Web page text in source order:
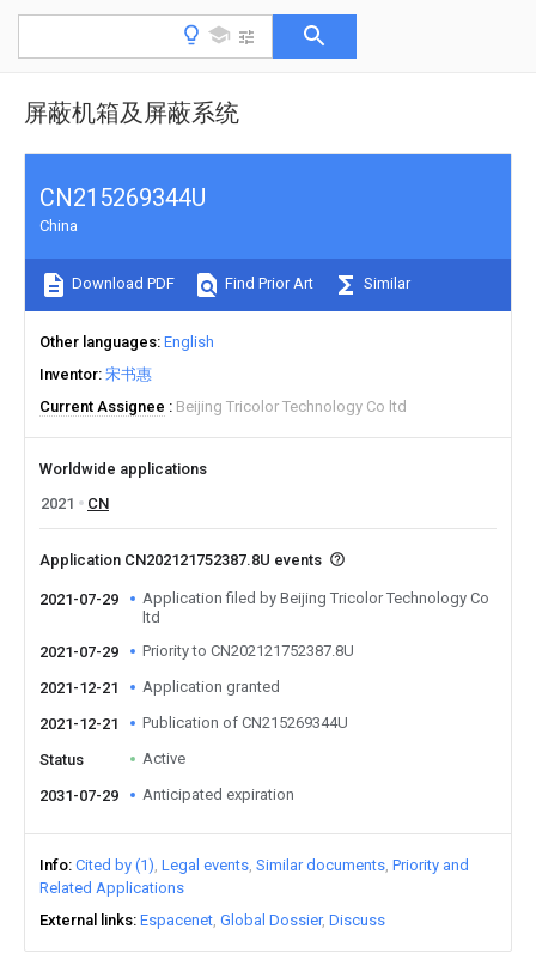
屏蔽机箱及屏蔽系统
CN215269344U
China
Download PDF Find Prior Art Similar
Other languages English
Inventor 宋书惠
Current Assignee
Beijing Tricolor Technology Co ltd
Worldwide applications
2021
CN
Application CN202121752387.8U events
2021-07-29
Application filed by Beijing Tricolor Technology Co
ltd
2021-07-29
Priority to CN202121752387.8U
2021-12-21 Application granted
2021-12-21 Publication of CN215269344U
Status Active
2031-07-29 Anticipated expiration
Info Cited by (1) Legal events Similar documents Priority and
Related Applications
External links Espacenet Global Dossier Discuss